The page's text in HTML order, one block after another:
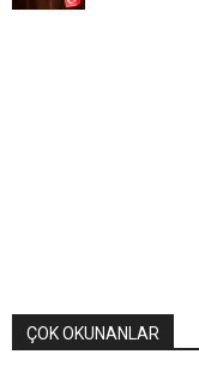
ÇOK OKUNANLAR